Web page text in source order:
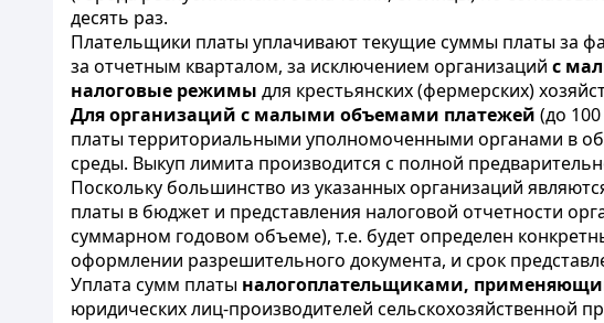
десять раз.
Плательщики платы уплачивают текущие суммы платы за
за отчетным кварталом, за исключением организаций с
налоговые режимы для крестьянских (фермерских)
Для организаций с малыми объемами платежей (до
платы территориальными уполномоченными органами в
среды. Выкуп лимита производится с полной
Поскольку большинство из указанных организаций
платы в бюджет и представления налоговой отчетности
суммарном годовом объеме), т.е. будет определен
оформлении разрешительного документа, и срок
Уплата сумм платы налогоплательщиками,
юридических лиц-производителей сельскохозяйственной